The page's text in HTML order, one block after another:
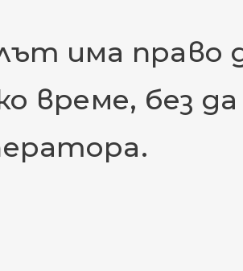
има право
време, без